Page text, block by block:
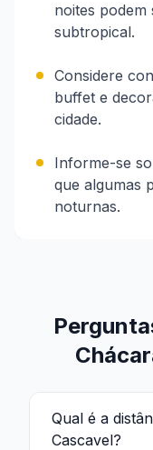
noites podem
subtropical.
Considere
buffet e
cidade.
Informe-se
que algumas
noturnas.
Qual é a
Cascavel?